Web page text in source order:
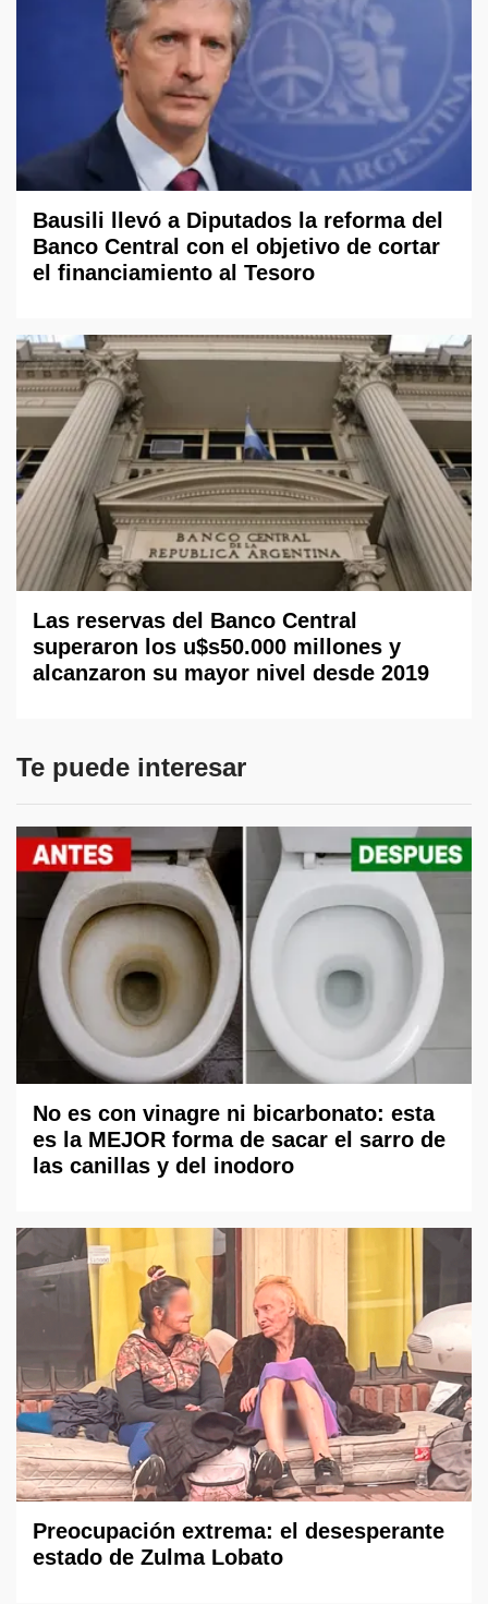
Bausili llevó a Diputados la reforma del
Banco Central con el objetivo de cortar
el financiamiento al Tesoro
Las reservas del Banco Central
superaron los u$s50.000 millones y
alcanzaron su mayor nivel desde 2019
Te puede interesar
No es con vinagre ni bicarbonato: esta
es la MEJOR forma de sacar el sarro de
las canillas y del inodoro
Preocupación extrema: el desesperante
estado de Zulma Lobato